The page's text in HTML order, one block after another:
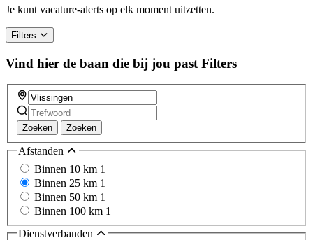
Je kunt vacature-alerts op elk moment uitzetten.
Filters
Vind hier de baan die bij jou past Filters
Zoeken Zoeken
Afstanden
Binnen 10 km 1
Binnen 25 km 1
Binnen 50 km 1
Binnen 100 km 1
Dienstverbanden